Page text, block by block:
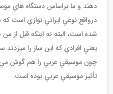
دهند و ما براساس دستگاه هاي
درواقع نوعي ايراني نوازي است
شده است، البته نه اينكه قبل از من
يعني افرادي كه اين ساز را
چون موسيقي عربي را هم گوش مي
تأثير موسيقي عربي بوده است.